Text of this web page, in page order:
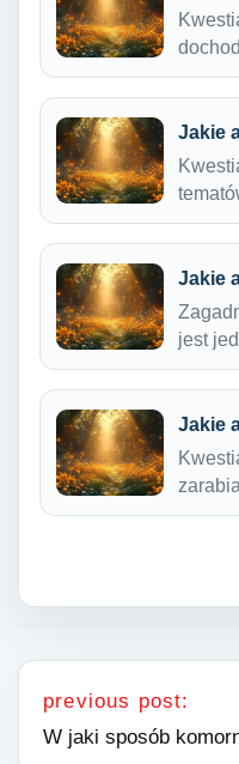
Jakie
Jakie
jest
Jakie
Nawigacja
previous post:
W jaki sposób